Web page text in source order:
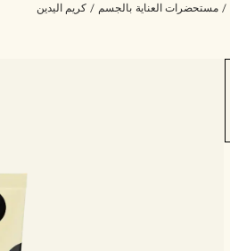
/ مستحضرات العناية بالجسم / كريم اليدين